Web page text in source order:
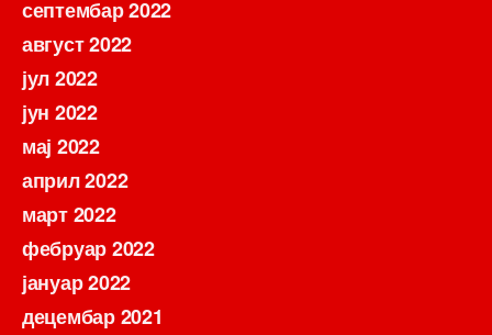
септембар 2022
август 2022
јул 2022
јун 2022
мај 2022
април 2022
март 2022
фебруар 2022
јануар 2022
децембар 2021